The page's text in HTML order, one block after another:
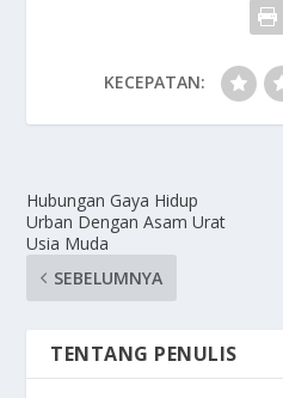
KECEPATAN:
Hubungan Gaya Hidup
Urban Dengan Asam Urat
Usia Muda
SEBELUMNYA
TENTANG PENULIS